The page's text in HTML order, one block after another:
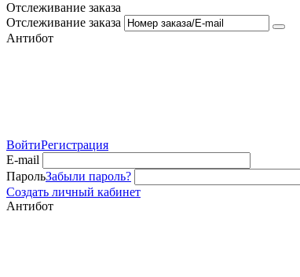
Отслеживание заказа
Отслеживание заказа
Антибот
ВойтиРегистрация
E-mail
ПарольЗабыли пароль?
Создать личный кабинет
Антибот